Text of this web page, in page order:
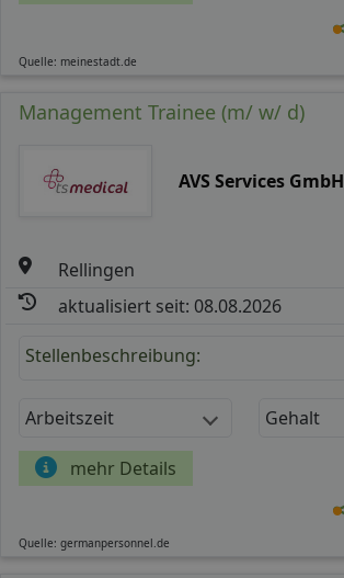
Quelle: meinestadt.de
Management Trainee (m/ w/ d)
AVS Services GmbH
Rellingen
aktualisiert seit: 08.08.2026
Stellenbeschreibung:
Arbeitszeit Gehalt
mehr Details
Quelle: germanpersonnel.de